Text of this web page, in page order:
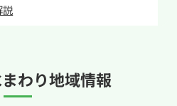
説
わり地域情報